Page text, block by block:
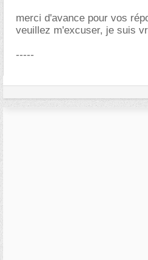
merci d'avance pour vos
veuillez m'excuser, je suis
-----